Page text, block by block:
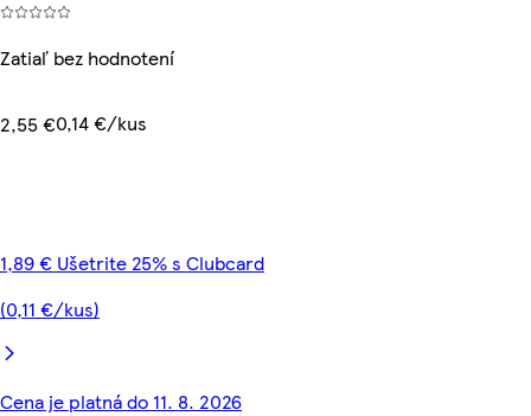
Zatiaľ bez hodnotení
2,55 €0,14 €/kus
1,89 € Ušetrite 25% s Clubcard
(0,11 €/kus)
Cena je platná do 11. 8. 2026